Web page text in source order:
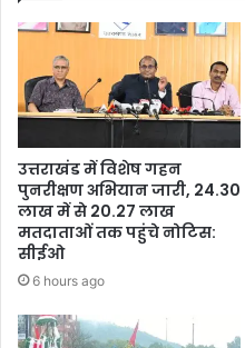
उत्तराखंड में विशेष गहन
पुनरीक्षण अभियान जारी, 24.30
लाख में से 20.27 लाख
मतदाताओं तक पहुंचे नोटिस:
सीईओ
6 hours ago